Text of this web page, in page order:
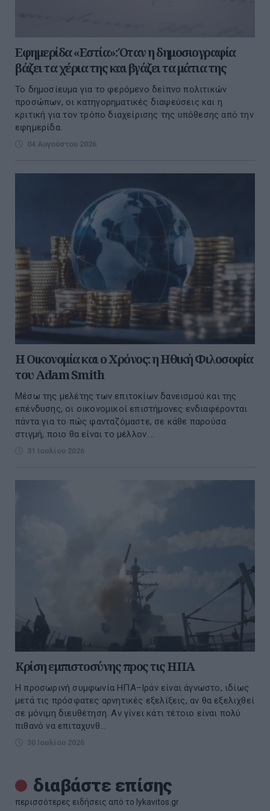
Εφημερίδα «Εστία»: Όταν η δημοσιογραφία
βάζει τα χέρια της και βγάζει τα μάτια της
Το δημοσίευμα για το φερόμενο δείπνο πολιτικών
προσώπων, οι κατηγορηματικές διαψεύσεις και η
κριτική για τον τρόπο διαχείρισης της υπόθεσης από την
εφημερίδα.
04 Αυγούστου 2026
Η Οικονομία και ο Χρόνος: η Ηθική Φιλοσοφία
του Adam Smith
Μέσω της μελέτης των επιτοκίων δανεισμού και της
επένδυσης, οι οικονομικοί επιστήμονες ενδιαφέρονται
πάντα για το πώς φανταζόμαστε, σε κάθε παρούσα
στιγμή, ποιο θα είναι το μέλλον....
31 Ιουλίου 2026
Κρίση εμπιστοσύνης προς τις ΗΠΑ
Η προσωρινή συμφωνία ΗΠΑ–Ιράν είναι άγνωστο, ιδίως
μετά τις πρόσφατες αρνητικές εξελίξεις, αν θα εξελιχθεί
σε μόνιμη διευθέτηση. Αν γίνει κάτι τέτοιο είναι πολύ
πιθανό να επιταχυνθ...
30 Ιουλίου 2026
διαβάστε επίσης
περισσότερες ειδήσεις από το lykavitos.gr